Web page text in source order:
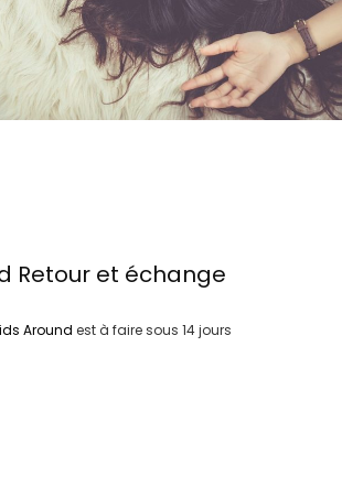
Retour et échange
Around est à faire sous 14 jours